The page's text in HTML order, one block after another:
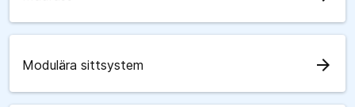
Modulära sittsystem arrow_forward